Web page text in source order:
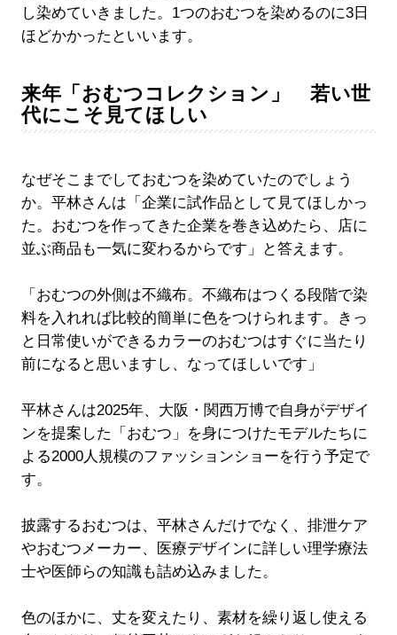
し染めていきました。1つのおむつを染めるのに3日
ほどかかったといいます。
来年「おむつコレクション」 若い世
代にこそ見てほしい
なぜそこまでしておむつを染めていたのでしょう
か。平林さんは「企業に試作品として見てほしかっ
た。おむつを作ってきた企業を巻き込めたら、店に
並ぶ商品も一気に変わるからです」と答えます。
「おむつの外側は不織布。不織布はつくる段階で染
料を入れれば比較的簡単に色をつけられます。きっ
と日常使いができるカラーのおむつはすぐに当たり
前になると思いますし、なってほしいです」
平林さんは2025年、大阪・関西万博で自身がデザイ
ンを提案した「おむつ」を身につけたモデルたちに
よる2000人規模のファッションショーを行う予定で
す。
披露するおむつは、平林さんだけでなく、排泄ケア
やおむつメーカー、医療デザインに詳しい理学療法
士や医師らの知識も詰め込みました。
色のほかに、丈を変えたり、素材を繰り返し使える